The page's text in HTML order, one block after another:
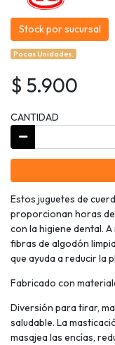
Stock por sucursal
Pocas Unidades.
$ 5.900
CANTIDAD
Estos juguetes de
proporcionan horas
con la higiene dental.
fibras de algodón
que ayuda a reducir la
Fabricado con
Diversión para tirar,
saludable. La
masajea las encías,